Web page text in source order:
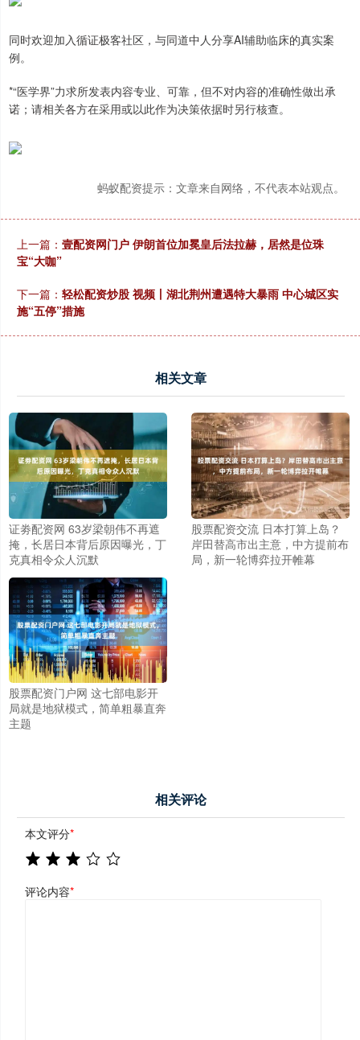
同时欢迎加入循证极客社区，与同道中人分享AI辅助临床的真实案
例。
*“医学界”力求所发表内容专业、可靠，但不对内容的准确性做出承
诺；请相关各方在采用或以此作为决策依据时另行核查。
蚂蚁配资提示：文章来自网络，不代表本站观点。
上一篇： 壹配资网门户 伊朗首位加冕皇后法拉赫，居然是位珠
宝“大咖”
下一篇： 轻松配资炒股 视频丨湖北荆州遭遇特大暴雨 中心城区实
施“五停”措施
相关文章
证劵配资网 63岁梁朝伟不再遮
掩，长居日本背后原因曝光，丁
克真相令众人沉默
股票配资交流 日本打算上岛？
岸田替高市出主意，中方提前布
局，新一轮博弈拉开帷幕
股票配资门户网 这七部电影开
局就是地狱模式，简单粗暴直奔
主题
相关评论
本文评分*
评论内容*